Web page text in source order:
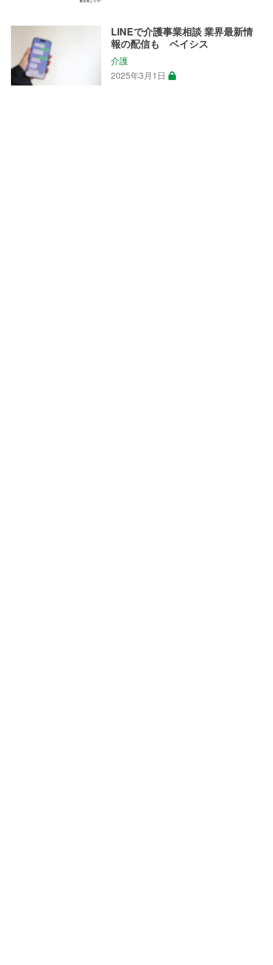
LINEで介護事業相談 業界最新情
報の配信も ベイシス
介護
2025年3月1日